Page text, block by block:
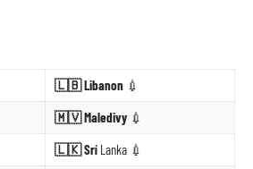
🇱🇧 Libanon 💉
🇲🇻 Maledivy 💉
🇱🇰 Srí Lanka 💉